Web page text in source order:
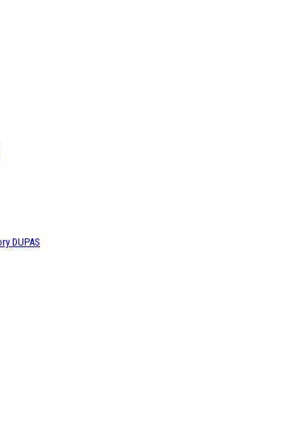
DUPAS